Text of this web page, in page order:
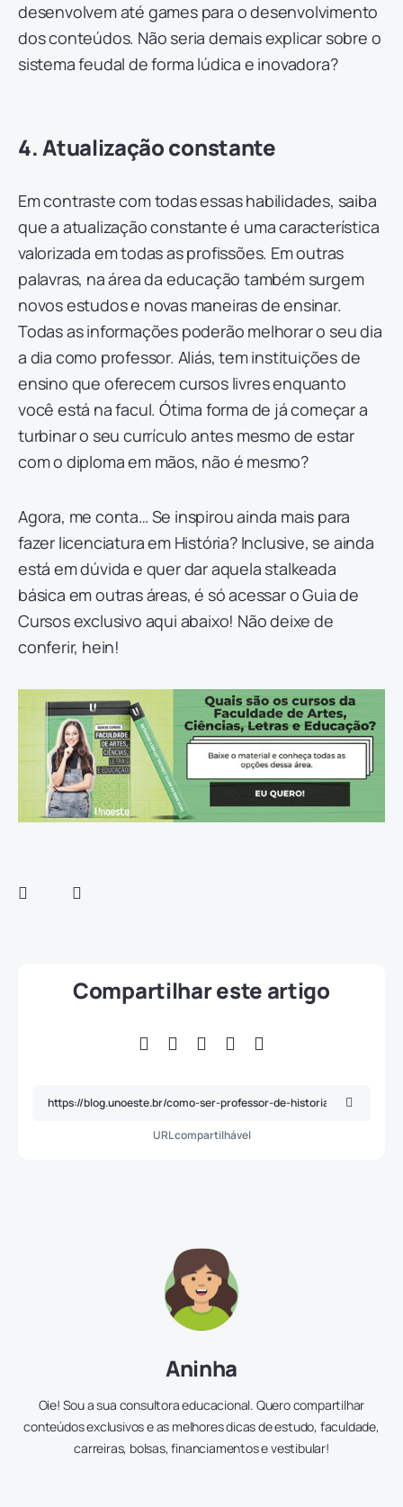
desenvolvem até games para o desenvolvimento
dos conteúdos. Não seria demais explicar sobre o
sistema feudal de forma lúdica e inovadora?
4. Atualização constante
Em contraste com todas essas habilidades, saiba
que a atualização constante é uma característica
valorizada em todas as profissões. Em outras
palavras, na área da educação também surgem
novos estudos e novas maneiras de ensinar.
Todas as informações poderão melhorar o seu dia
a dia como professor. Aliás, tem instituições de
ensino que oferecem cursos livres enquanto
você está na facul. Ótima forma de já começar a
turbinar o seu currículo antes mesmo de estar
com o diploma em mãos, não é mesmo?
Agora, me conta… Se inspirou ainda mais para
fazer licenciatura em História? Inclusive, se ainda
está em dúvida e quer dar aquela stalkeada
básica em outras áreas, é só acessar o Guia de
Cursos exclusivo aqui abaixo! Não deixe de
conferir, hein!
Compartilhar este artigo
URL compartilhável
Aninha
Oie! Sou a sua consultora educacional. Quero compartilhar
conteúdos exclusivos e as melhores dicas de estudo, faculdade,
carreiras, bolsas, financiamentos e vestibular!